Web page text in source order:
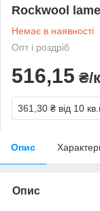
Rockwool
Немає в наявності
Опт і роздріб
516,15 ₴/
361,30 ₴ від 10
Опис
Опис